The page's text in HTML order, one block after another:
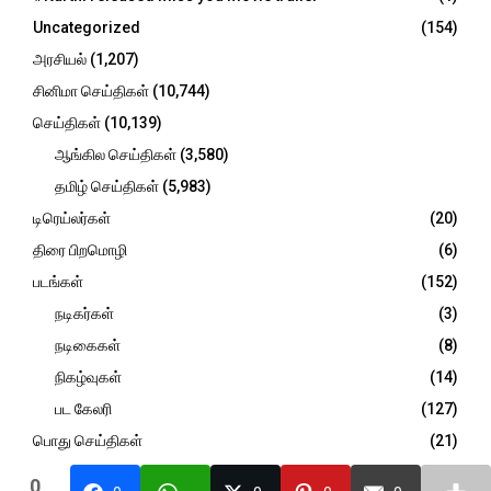
:Uncategorized
(154)
அரசியல் (1,207)
சினிமா செய்திகள் (10,744)
செய்திகள் (10,139)
ஆங்கில செய்திகள் (3,580)
தமிழ் செய்திகள் (5,983)
டிரெய்லர்கள்
(20)
திரை பிறமொழி
(6)
படங்கள்
(152)
நடிகர்கள்
(3)
நடிகைகள்
(8)
நிகழ்வுகள்
(14)
பட கேலரி
(127)
பொது செய்திகள்
(21)
விமர்சனம்
(946)
0